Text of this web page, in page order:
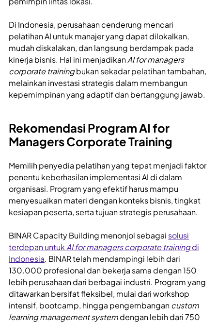
Di Indonesia, perusahaan cenderung mencari
pelatihan AI untuk manajer yang dapat dilokalkan,
mudah diskalakan, dan langsung berdampak pada
kinerja bisnis. Hal ini menjadikanAI for managers
corporate trainingbukan sekadar pelatihan tambahan,
melainkan investasi strategis dalam membangun
kepemimpinan yang adaptif dan bertanggung jawab.
Rekomendasi Program AI for
Managers Corporate Training
Memilih penyedia pelatihan yang tepat menjadi faktor
penentu keberhasilan implementasi AI di dalam
organisasi. Program yang efektif harus mampu
menyesuaikan materi dengan konteks bisnis, tingkat
kesiapan peserta, serta tujuan strategis perusahaan.
BINAR Capacity Building menonjol sebagai solusi
terdepan untukAI for managers corporate trainingdi
Indonesia. BINAR telah mendampingi lebih dari
130.000 profesional dan bekerja sama dengan 150
lebih perusahaan dari berbagai industri. Program yang
ditawarkan bersifat fleksibel, mulai dari workshop
intensif, bootcamp, hingga pengembangancustom
learning management systemdengan lebih dari 750